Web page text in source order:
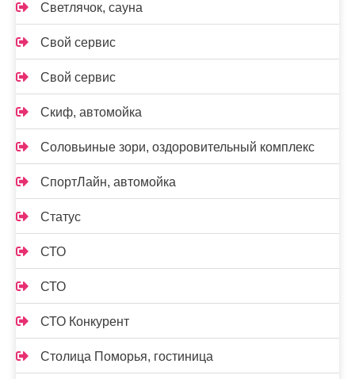
Светлячок, сауна
Свой сервис
Свой сервис
Скиф, автомойка
Соловьиные зори, оздоровительный комплекс
СпортЛайн, автомойка
Статус
СТО
СТО
СТО Конкурент
Столица Поморья, гостиница